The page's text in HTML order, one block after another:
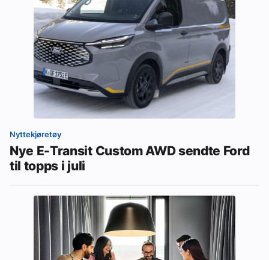
Nyttekjøretøy
Nye E-Transit Custom AWD sendte Ford
til topps i juli